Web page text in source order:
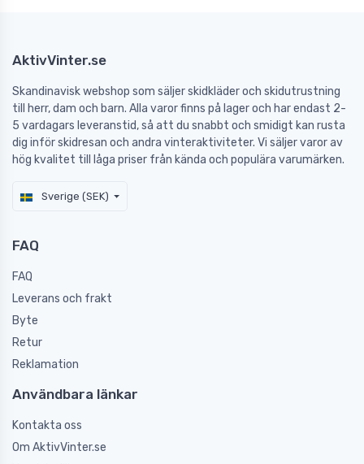
AktivVinter.se
Skandinavisk webshop som säljer skidkläder och skidutrustning
till herr, dam och barn. Alla varor finns på lager och har endast 2-
5 vardagars leveranstid, så att du snabbt och smidigt kan rusta
dig inför skidresan och andra vinteraktiviteter. Vi säljer varor av
hög kvalitet till låga priser från kända och populära varumärken.
Sverige (SEK)
FAQ
FAQ
Leverans och frakt
Byte
Retur
Reklamation
Användbara länkar
Kontakta oss
Om AktivVinter.se